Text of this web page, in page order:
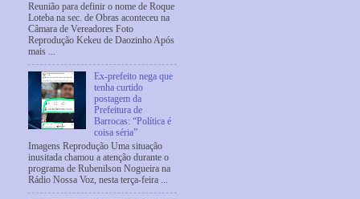
Reunião para definir o nome de Roque
Loteba na sec. de Obras aconteceu na
Câmara de Vereadores Foto
Reprodução Kekeu de Daozinho Após
mais ...
Ex-prefeito nega que
tenha curtido
postagem da
Prefeitura de
Barrocas: “Política é
coisa séria”
Imagens Reprodução Uma situação
inusitada chamou a atenção durante o
programa de Rubenilson Nogueira na
Rádio Nossa Voz, nesta terça-feira ...